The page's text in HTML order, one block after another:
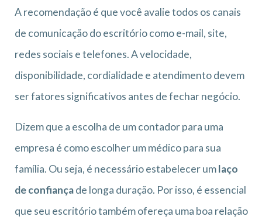
A recomendação é que você avalie todos os canais
de comunicação do escritório como e-mail, site,
redes sociais e telefones. A velocidade,
disponibilidade, cordialidade e atendimento devem
ser fatores significativos antes de fechar negócio.
Dizem que a escolha de um contador para uma
empresa é como escolher um médico para sua
família. Ou seja, é necessário estabelecer umlaço
de confiançade longa duração. Por isso, é essencial
que seu escritório também ofereça uma boa relação